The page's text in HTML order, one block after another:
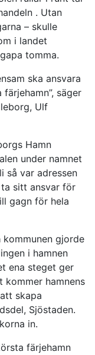
. Utan
– skulle
i landet
tomma.
ska ansvara
säger
Ulf
Hamn
under namnet
så var adressen
sitt ansvar för
gagn för hela
kommunen gjorde
i hamnen
ena steget ger
kommer hamnens
skapa
Sjöstaden.
in.
färjehamn